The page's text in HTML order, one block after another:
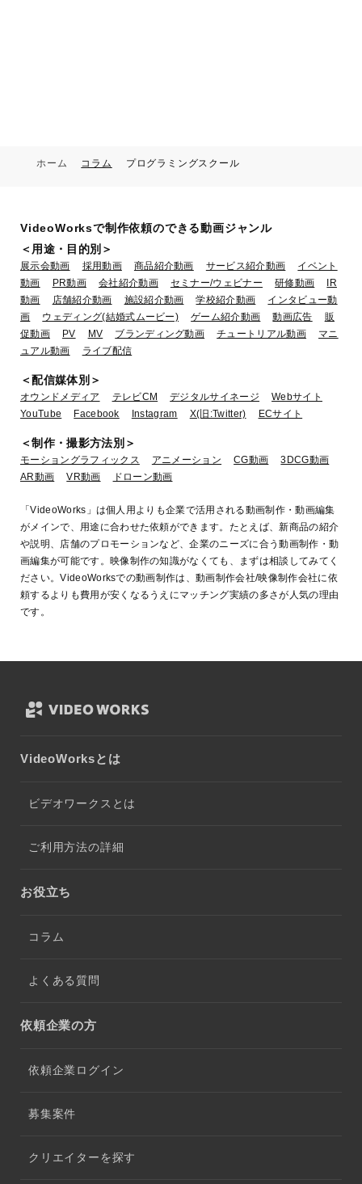
ホーム コラム プログラミングスクール
VideoWorksで制作依頼のできる動画ジャンル
＜用途・目的別＞
展示会動画 採用動画 商品紹介動画 サービス紹介動画
イベント
動画
PR動画 会社紹介動画 セミナー/ウェビナー 研修動画
IR
動画
店舗紹介動画 施設紹介動画 学校紹介動画
インタビュー動
画
ウェディング(結婚式ムービー) ゲーム紹介動画 動画広告
販
促動画
PV MV ブランディング動画 チュートリアル動画
マニ
ュアル動画
ライブ配信
＜配信媒体別＞
オウンドメディア テレビCM デジタルサイネージ
Webサイト
YouTube
Facebook Instagram X(旧:Twitter) ECサイト
＜制作・撮影方法別＞
モーショングラフィックス アニメーション CG動画
3DCG動画
AR動画
VR動画 ドローン動画
「VideoWorks」は個人用よりも企業で活用される動画制作・動画編集
がメインで、用途に合わせた依頼ができます。たとえば、新商品の紹介
や説明、店舗のプロモーションなど、企業のニーズに合う動画制作・動
画編集が可能です。映像制作の知識がなくても、まずは相談してみてく
ださい。VideoWorksでの動画制作は、動画制作会社/映像制作会社に依
頼するよりも費用が安くなるうえにマッチング実績の多さが人気の理由
です。
VideoWorksとは
ビデオワークスとは
ご利用方法の詳細
お役立ち
コラム
よくある質問
依頼企業の方
依頼企業ログイン
募集案件
クリエイターを探す